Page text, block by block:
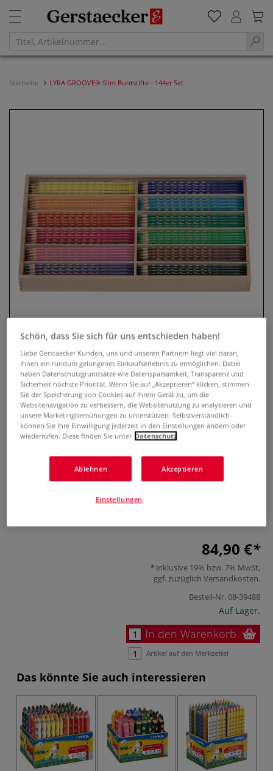
Startseite LYRA GROOVE® Slim Buntstifte - 144er Set
LYRA GROOVE® Slim Buntstifte -
144er Set
0 Bewertungen
Die LYRA GROOVE® Slim Buntstifte überzeugen mit
bruchsicheren Minen. Das 144er Set in Holzbox enthält 12
84,90 €
inklusive 19% bzw. 7% MwSt,
ggf. zuzüglich Versandkosten.
Bestell-Nr.08-39488
Auf Lager.
In den Warenkorb
Artikel auf den Merkzettel
Das könnte Sie auch interessieren
Schön, dass Sie sich für uns entschieden haben!
Liebe Gerstaecker Kunden, uns und unseren Partnern liegt viel daran,
Ihnen ein rundum gelungenes Einkaufserlebnis zu ermöglichen. Dabei
haben Datenschutzgrundsätze wie Datensparsamkeit, Transparenz und
Sicherheit höchste Priorität. Wenn Sie auf „Akzeptieren“ klicken, stimmen
Sie der Speicherung von Cookies auf Ihrem Gerät zu, um die
Websitenavigation zu verbessern, die Websitenutzung zu analysieren und
unsere Marketingbemühungen zu unterstützen. Selbstverständlich
können Sie Ihre Einwilligung jederzeit in den Einstellungen ändern oder
wiederrufen. Diese finden Sie unter Datenschutz
Ablehnen Akzeptieren
Einstellungen